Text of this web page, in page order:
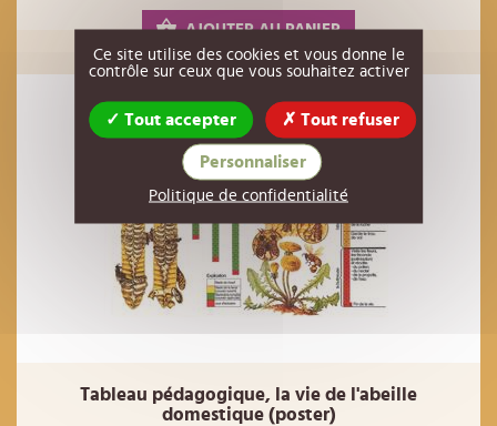
AJOUTER AU PANIER
Tableau pédagogique, la vie de l'abeille
domestique (poster)
Ce site utilise des cookies et vous donne le
contrôle sur ceux que vous souhaitez activer
Tout accepter Tout refuser
Personnaliser
Politique de confidentialité